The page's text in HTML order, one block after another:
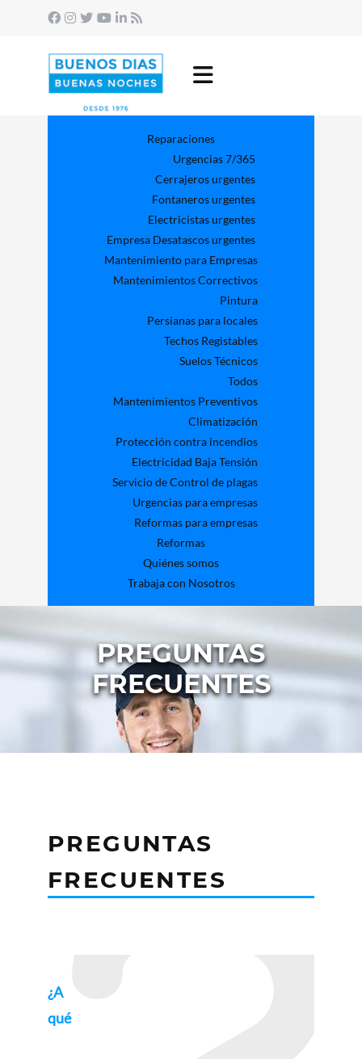
Reparaciones
Urgencias 7/365
Cerrajeros urgentes
Fontaneros urgentes
Electricistas urgentes
Empresa Desatascos urgentes
Mantenimiento para Empresas​
Mantenimientos Correctivos
Pintura
Persianas para locales
Techos Registables
Suelos Técnicos
Todos
Mantenimientos Preventivos
Climatización
Protección contra incendios
Electricidad Baja Tensión
Servicio de Control de plagas
Urgencias para empresas
Reformas para empresas
Reformas
Quiénes somos
Trabaja con Nosotros
PREGUNTAS
FRECUENTES
PREGUNTAS
FRECUENTES
¿A
qué